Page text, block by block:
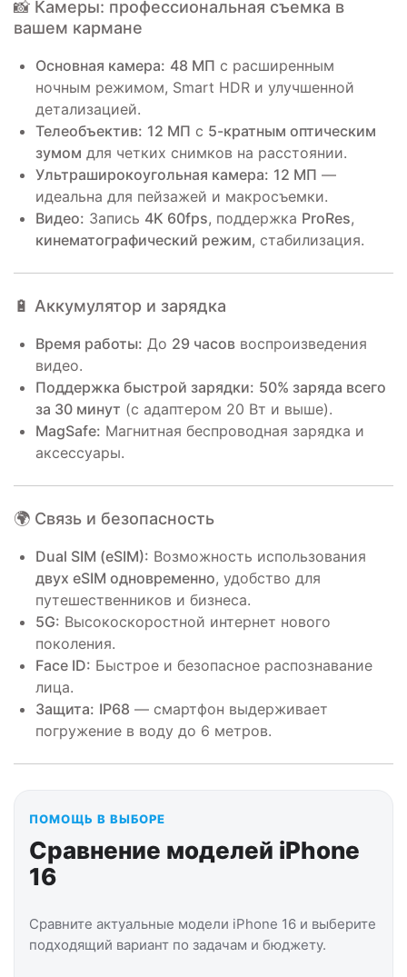
📸 Камеры: профессиональная съемка в
вашем кармане
Основная камера: 48 МП с расширенным
ночным режимом, Smart HDR и улучшенной
детализацией.
Телеобъектив: 12 МП с 5-кратным оптическим
зумом для четких снимков на расстоянии.
Ультраширокоугольная камера: 12 МП —
идеальна для пейзажей и макросъемки.
Видео: Запись 4K 60fps, поддержка ProRes,
кинематографический режим, стабилизация.
🔋 Аккумулятор и зарядка
Время работы: До 29 часов воспроизведения
видео.
Поддержка быстрой зарядки: 50% заряда всего
за 30 минут (с адаптером 20 Вт и выше).
MagSafe: Магнитная беспроводная зарядка и
аксессуары.
🌍 Связь и безопасность
Dual SIM (eSIM): Возможность использования
двух eSIM одновременно, удобство для
путешественников и бизнеса.
5G: Высокоскоростной интернет нового
поколения.
Face ID: Быстрое и безопасное распознавание
лица.
Защита: IP68 — смартфон выдерживает
погружение в воду до 6 метров.
ПОМОЩЬ В ВЫБОРЕ
Сравнение моделей iPhone
16
Сравните актуальные модели iPhone 16 и выберите
подходящий вариант по задачам и бюджету.